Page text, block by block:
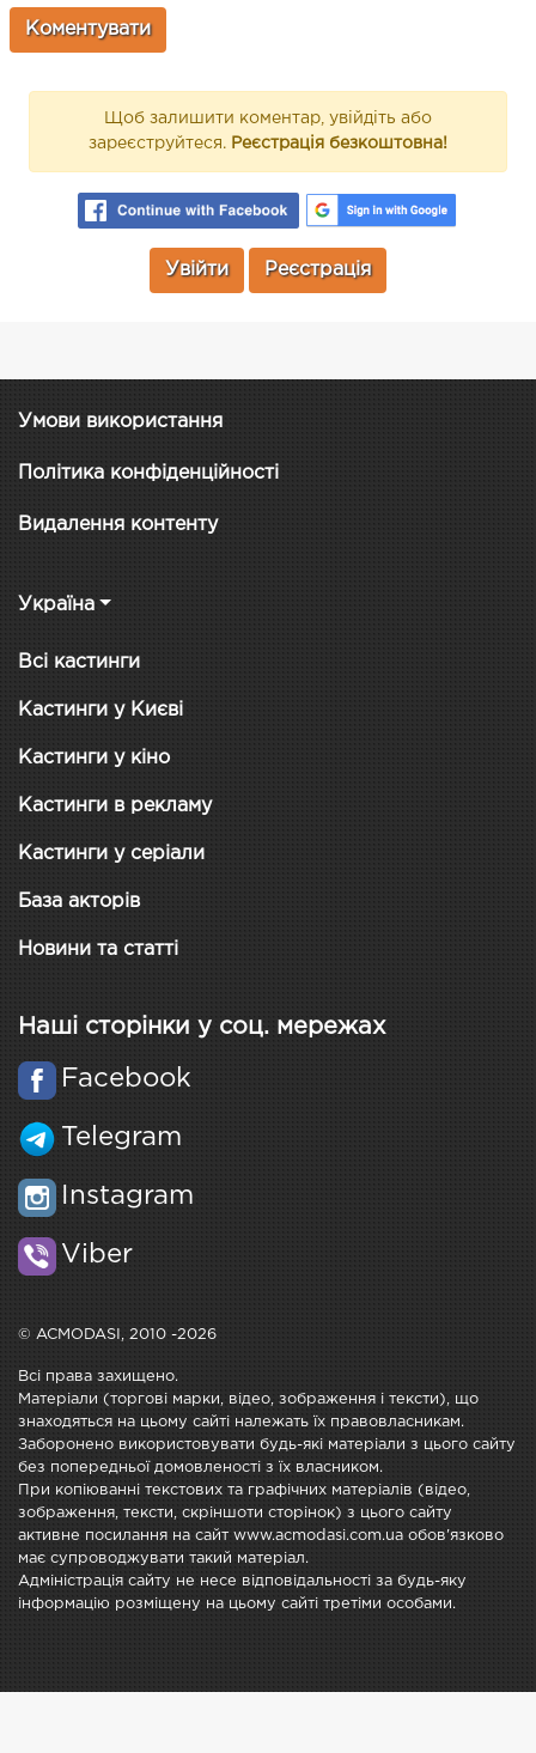
Щоб залишити коментар, увійдіть або
зареєструйтеся. Реєстрація безкоштовна!
Увійти Реєстрація
Умови використання
Політика конфіденційності
Видалення контенту
Україна
Всі кастинги
Кастинги у Києві
Кастинги у кіно
Кастинги в рекламу
Кастинги у серіали
База акторів
Новини та статті
Наші сторінки у соц. мережах
Facebook
Telegram
Instagram
Viber
© ACMODASI, 2010 -2026
Всі права захищено.
Матеріали (торгові марки, відео, зображення і тексти), що
знаходяться на цьому сайті належать їх правовласникам.
Заборонено використовувати будь-які матеріали з цього сайту
без попередньої домовленості з їх власником.
При копіюванні текстових та графічних матеріалів (відео,
зображення, тексти, скріншоти сторінок) з цього сайту
активне посилання на сайт www.acmodasi.com.ua обов'язково
має супроводжувати такий матеріал.
Адміністрація сайту не несе відповідальності за будь-яку
інформацію розміщену на цьому сайті третіми особами.